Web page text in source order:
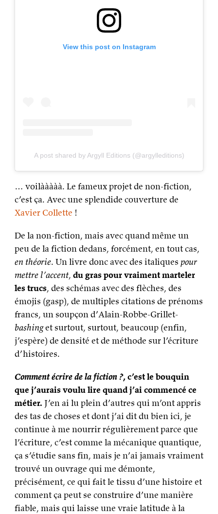
View this post on Instagram
A post shared by Argyll Editions (@argylleditions)
… voilààààà. Le fameux projet de non-fiction,
c’est ça. Avec une splendide couverture de
Xavier Collette !
De la non-fiction, mais avec quand même un
peu de la fiction dedans, forcément, en tout cas,
en théorie. Un livre donc avec des italiques pour
mettre l’accent, du gras pour vraiment marteler
les trucs, des schémas avec des flèches, des
émojis (gasp), de multiples citations de prénoms
francs, un soupçon d’Alain-Robbe-Grillet-
bashinget surtout, surtout, beaucoup (enfin,
j’espère) de densité et de méthode sur l’écriture
d’histoires.
Comment écrire de la fiction ?, c’est le bouquin
que j’aurais voulu lire quand j’ai commencé ce
métier. J’en ai lu plein d’autres qui m’ont appris
des tas de choses et dont j’ai dit du bien ici, je
continue à me nourrir régulièrement parce que
l’écriture, c’est comme la mécanique quantique,
ça s’étudie sans fin, mais je n’ai jamais vraiment
trouvé un ouvrage qui me démonte,
précisément, ce qui fait le tissu d’une histoire et
comment ça peut se construire d’une manière
fiable, mais qui laisse une vraie latitude à la